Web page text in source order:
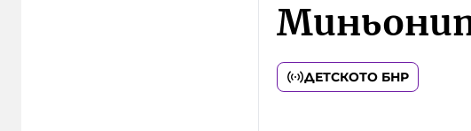
ДЕТСКОТО БНР